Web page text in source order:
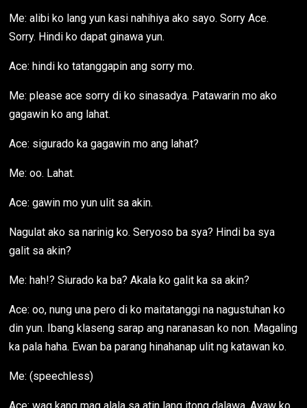
Me: alibi ko lang yun kasi nahihiya ako sayo. Sorry Ace.
Sorry. Hindi ko dapat ginawa yun.
Ace: hindi ko tatanggapin ang sorry mo.
Me: please ace sorry di ko sinasadya. Patawarin mo ako
gagawin ko ang lahat.
Ace: sigurado ka gagawin mo ang lahat?
Me: oo. Lahat.
Ace: gawin mo yun ulit sa akin.
Nagulat ako sa narinig ko. Seryoso ba sya? Hindi ba sya
galit sa akin?
Me: hah!? Siurado ka ba? Akala ko galit ka sa akin?
Ace: oo, nung una pero di ko maitatanggi na nagustuhan ko
din yun. Ibang klaseng sarap ang naranasan ko non. Magaling
ka pala haha. Ewan ba parang hinahanap ulit ng katawan ko.
Me: (speechless)